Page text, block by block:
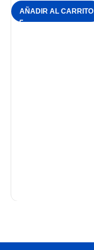
AÑADIR AL CARRITO